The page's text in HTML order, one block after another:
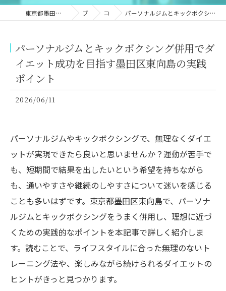
東京都墨田区のパーソナルジムならN-sports ブログ コラム パーソナルジムとキックボクシング併用でダイエット成功を目指す墨田区東向島の実践ポイント
パーソナルジムとキックボクシング併用でダ
イエット成功を目指す墨田区東向島の実践
ポイント
2026/06/11
パーソナルジムやキックボクシングで、無理なくダイエ
ットが実現できたら良いと思いませんか？運動が苦手で
も、短期間で結果を出したいという希望を持ちながら
も、通いやすさや継続のしやすさについて迷いを感じる
ことも多いはずです。東京都墨田区東向島で、パーソナ
ルジムとキックボクシングをうまく併用し、理想に近づ
くための実践的なポイントを本記事で詳しく紹介しま
す。読むことで、ライフスタイルに合った無理のないト
レーニング法や、楽しみながら続けられるダイエットの
ヒントがきっと見つかります。